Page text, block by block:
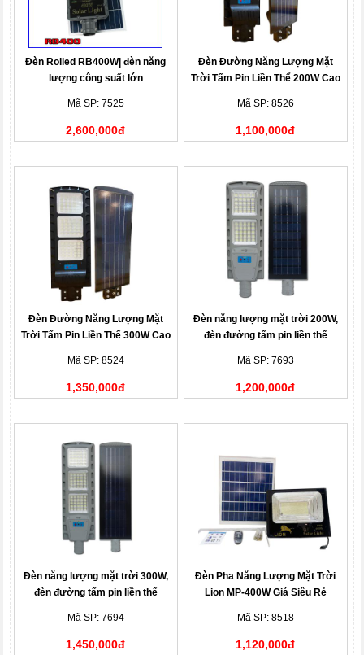
Đèn Roiled RB400W| đèn năng
lượng công suất lớn
Mã SP: 7525
2,600,000đ
Đèn Đường Năng Lượng Mặt
Trời Tấm Pin Liền Thể 200W Cao
Mã SP: 8526
1,100,000đ
Đèn Đường Năng Lượng Mặt
Trời Tấm Pin Liền Thể 300W Cao
Mã SP: 8524
1,350,000đ
Đèn năng lượng mặt trời 200W,
đèn đường tấm pin liền thể
Mã SP: 7693
1,200,000đ
Đèn năng lượng mặt trời 300W,
đèn đường tấm pin liền thể
Mã SP: 7694
1,450,000đ
Đèn Pha Năng Lượng Mặt Trời
Lion MP-400W Giá Siêu Rẻ
Mã SP: 8518
1,120,000đ